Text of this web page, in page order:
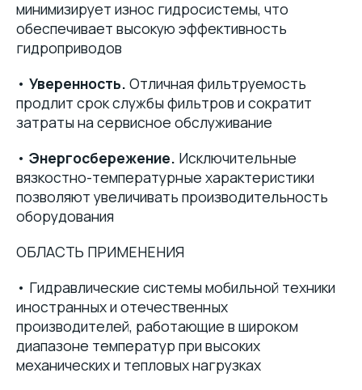
минимизирует износ гидросистемы, что
обеспечивает высокую эффективность
гидроприводов
• Уверенность. Отличная фильтруемость
продлит срок службы фильтров и сократит
затраты на сервисное обслуживание
• Энергосбережение. Исключительные
вязкостно-температурные характеристики
позволяют увеличивать производительность
оборудования
ОБЛАСТЬ ПРИМЕНЕНИЯ
• Гидравлические системы мобильной техники
иностранных и отечественных
производителей, работающие в широком
диапазоне температур при высоких
механических и тепловых нагрузках